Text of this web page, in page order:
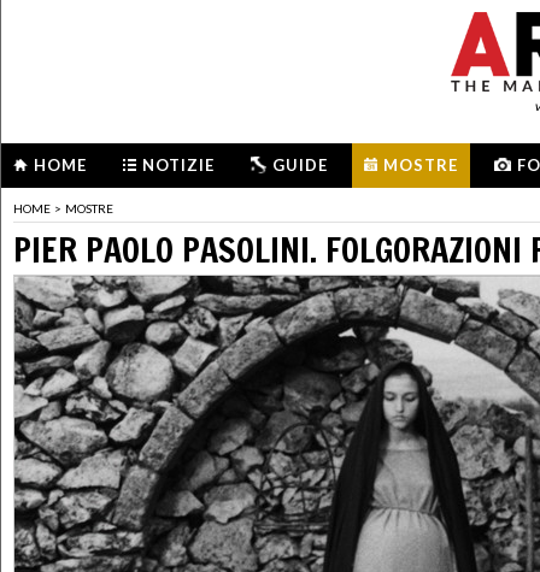
HOME NOTIZIE GUIDE MOSTRE
HOME > MOSTRE
PIER PAOLO PASOLINI. FOLGORAZIONI